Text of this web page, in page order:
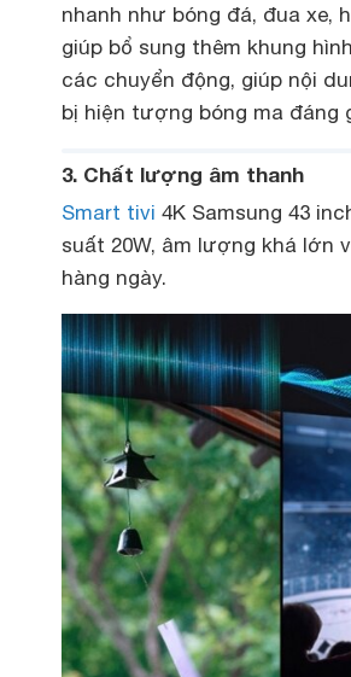
nhanh như bóng đá, đua xe,
giúp bổ sung thêm khung
các chuyển động, giúp nội
bị hiện tượng bóng ma đáng
3. Chất lượng âm thanh
Smart tivi 4K Samsung 43
suất 20W, âm lượng khá lớn
hàng ngày.